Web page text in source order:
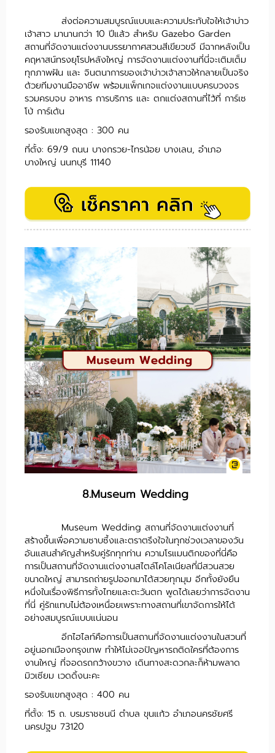
ส่งต่อความสมบูรณ์แบบและความประทับใจให้เจ้าบ่าว
เจ้าสาว มานานกว่า 10 ปีแล้ว สำหรับ Gazebo Garden
สถานที่จัดงานแต่งงานบรรยากาศสวนสีเขียวขจี มีฉากหลังเป็น
คฤหาสน์ทรงยุโรปหลังใหญ่ การจัดงานแต่งงานที่นี่จะเติมเต็ม
ทุกภาพฝัน และ จินตนาการของเจ้าบ่าวเจ้าสาวให้กลายเป็นจริง
ด้วยทีมงานมืออาชีพ พร้อมแพ็กเกจแต่งงานแบบครบวงจร
รวมครบจบ อาหาร การบริการ และ ตกแต่งสถานที่ไว้ที่ การ์เซ
โบ้ การ์เด้น
รองรับแขกสูงสุด : 300 คน
ที่ตั้ง: 69/9 ถนน บางกรวย-ไทรน้อย บางเลน, อำเภอ
บางใหญ่ นนทบุรี 11140
8.Museum Wedding
Museum Wedding สถานที่จัดงานแต่งงานที่
สร้างขึ้นเพื่อความซาบซึ้งและตราตรึงใจในทุกช่วงเวลาของวัน
อันแสนสำคัญสำหรับคู่รักทุกท่าน ความโรแมนติกของที่นี่คือ
การเป็นสถานที่จัดงานแต่งงานสไตล์โคโลเนียลที่มีสวนสวย
ขนาดใหญ่ สามารถถ่ายรูปออกมาได้สวยทุกมุม อีกทั้งยังยืน
หนึ่งในเรื่องพิธีการทั้งไทยและตะวันตก พูดได้เลยว่าการจัดงาน
ที่นี่ คู่รักแทบไม่ต้องเหนื่อยเพราะทางสถานที่เขาจัดการให้ได้
อย่างสมบูรณ์แบบแน่นอน
อีกไฮไลท์คือการเป็นสถานที่จัดงานแต่งงานในสวนที่
อยู่นอกเมืองกรุงเทพ ทำให้ไม่เจอปัญหารถติดใครที่ต้องการ
งานใหญ่ ที่จอดรถกว้างขวาง เดินทางสะดวกละก็ห้ามพลาด
มิวเซียม เวดดิ้งนะคะ
รองรับแขกสูงสุด : 400 คน
ที่ตั้ง: 15 ถ. บรมราชชนนี ตำบล ขุนแก้ว อำเภอนครชัยศรี
นครปฐม 73120